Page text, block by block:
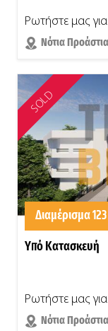
Ρωτήστε μας για
Νότια
SOLD
Διαμέρισμα
Υπό Κατασκευή
Ρωτήστε μας για
Νότια